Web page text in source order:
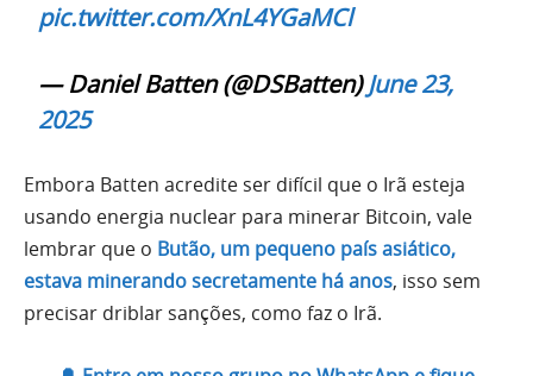
pic.twitter.com/XnL4YGaMCl
— Daniel Batten (@DSBatten)June 23,
2025
Embora Batten acredite ser difícil que o Irã esteja
usando energia nuclear para minerar Bitcoin, vale
lembrar que o Butão, um pequeno país asiático,
estava minerando secretamente há anos, isso sem
precisar driblar sanções, como faz o Irã.